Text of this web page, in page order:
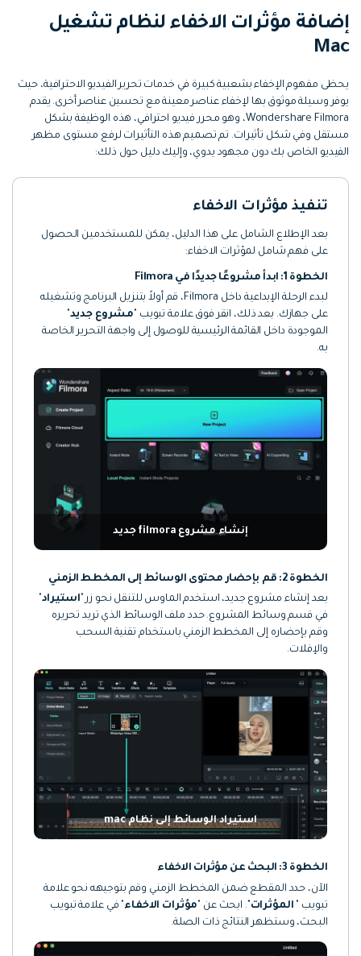
تعلم المعرفة الأساسية في تحرير
إنشاء تأثيرات خاصة بنفسك
تابع Filmora على:
Blog
إضافة مؤثرات الاخفاء لنظام تشغيل
Mac
يحظى مفهوم الإخفاء بشعبية كبيرة في خدمات تحرير الفيديو الاحترافية، حيث
يوفر وسيلة موثوق بها لإخفاء عناصر معينة مع تحسين عناصر أخرى. يقدم
Wondershare Filmora، وهو محرر فيديو احترافي، هذه الوظيفة بشكل
مستقل وفي شكل تأثيرات. تم تصميم هذه التأثيرات لرفع مستوى مظهر
الفيديو الخاص بك دون مجهود يدوي، وإليك دليل حول ذلك:
تنفيذ مؤثرات الاخفاء
بعد الإطلاع الشامل على هذا الدليل، يمكن للمستخدمين الحصول
على فهم شامل لمؤثرات الاخفاء:
الخطوة 1: ابدأ مشروعًا جديدًا في Filmora
لبدء الرحلة الإبداعية داخل Filmora، قم أولاً بتنزيل البرنامج وتشغيله
على جهازك. بعد ذلك، انقر فوق علامة تبويب " مشروع جديد
الموجودة داخل القائمة الرئيسية للوصول إلى واجهة التحرير الخاصة
به.
إنشاء مشروع filmora جديد
الخطوة 2: قم بإحضار محتوى الوسائط إلى المخطط الزمني
بعد إنشاء مشروع جديد، استخدم الماوس للتنقل نحو زر " استيراد
في قسم وسائط المشروع. حدد ملف الوسائط الذي تريد تحريره
وقم بإحضاره إلى المخطط الزمني باستخدام تقنية السحب
والإفلات.
استيراد الوسائط إلى نظام mac
الخطوة 3: البحث عن مؤثرات الاخفاء
الآن، حدد المقطع ضمن المخطط الزمني وقم بتوجيهه نحو علامة
تبويب " المؤثرات". ابحث عن "مؤثرات الاخفاء" في علامة تبويب
البحث، وستظهر النتائج ذات الصلة.